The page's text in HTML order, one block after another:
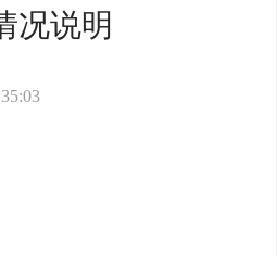
况说明